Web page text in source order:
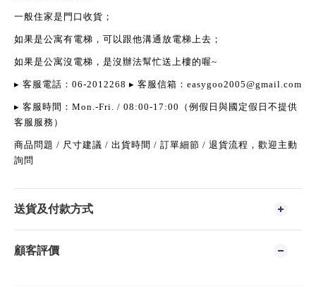
一般住家是門口收貨；
如果是公寓有電梯，可以跟他溝通放電梯上去；
如果是公寓沒電梯，是沒辦法幫忙送上樓的喔~
▸ 客服電話： 06-2012268 ▸ 客服信箱： easygoo2005@gmail.com
▸ 客服時間： Mon.-Fri. / 08:00-17:00
（例假日與國定假日不提供
客服服務）
商品問題 / 尺寸建議 / 出貨時間 / 訂單細節 / 退貨流程，歡迎主動
詢問
送貨及付款方式
顧客評價